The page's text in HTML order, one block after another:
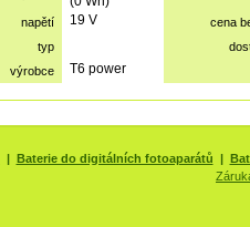
napětí 19 V
cena
typ
výrobce
T6 power
| Baterie do digitálních fotoaparátů |